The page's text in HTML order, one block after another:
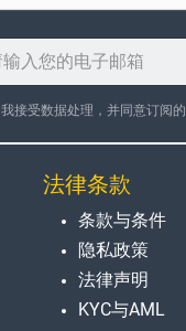
我接受数据处理，并同意订阅的
法律条款
条款与条件
隐私政策
法律声明
KYC与AML